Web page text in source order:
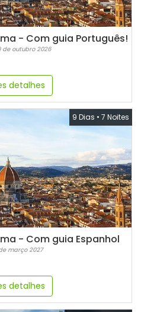
- Com guia Português!
de outubro 2026
detalhes
9 Dias • 7 Noites
- Com guia Espanhol
março 2027
detalhes